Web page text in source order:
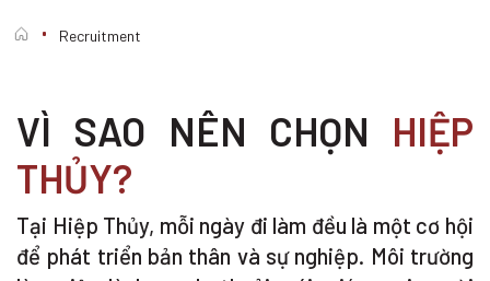
Recruitment
VÌ SAO NÊN CHỌN HIỆP
THỦY?
Tại Hiệp Thủy, mỗi ngày đi làm đều là một cơ hội
để phát triển bản thân và sự nghiệp. Môi trường